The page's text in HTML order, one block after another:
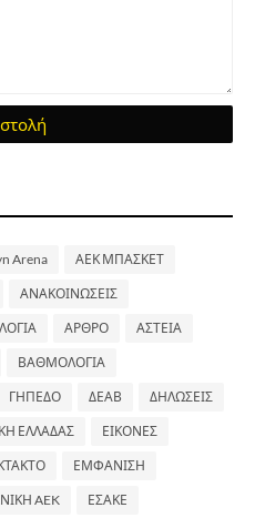
Arena ΑΕΚ ΜΠΑΣΚΕΤ
ΑΝΑΚΟΙΝΩΣΕΙΣ
ΑΡΘΡΟ ΑΣΤΕΙΑ
ΒΑΘΜΟΛΟΓΙΑ
ΓΗΠΕΔΟ ΔΕΑΒ ΔΗΛΩΣΕΙΣ
ΕΛΛΑΔΑΣ ΕΙΚΟΝΕΣ
ΕΜΦΑΝΙΣΗ
AEK ΕΣΑΚΕ